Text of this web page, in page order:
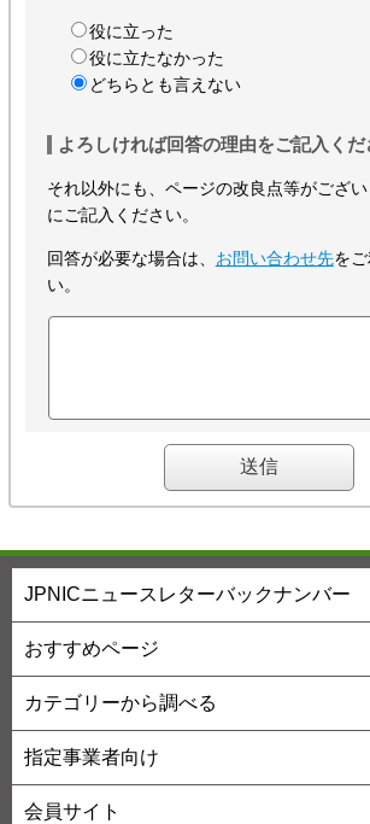
役に立った
役に立たなかった
どちらとも言えない
よろしければ回答の理由をご記入くだ
それ以外にも、ページの改良点等がござ
にご記入ください。
回答が必要な場合は、 お問い合わせ先をご
い。
JPNICニュースレターバックナンバー
おすすめページ
カテゴリーから調べる
指定事業者向け
会員サイト